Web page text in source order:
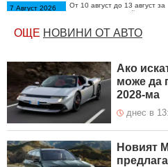
7 Август 2026
От 10 август до 13 август за
почистване на крайпътна
променя организацията на
движение по АМ „Хемус“ в
7 Август 2026
Временно движението по
21 Силистра – Русе в района
Тутракан при км е
двете посоки поради ПТП
7 Август 2026
В неделя от 16 ч. до 20 ч. за
повишаване на
т в посока София по АМ
АМ „Струма“ и през
Кресненското дефиле
ОЩЕ НОВИНИ ОТ АВТО
Ако
може да
2028-ма
днес в
Новият